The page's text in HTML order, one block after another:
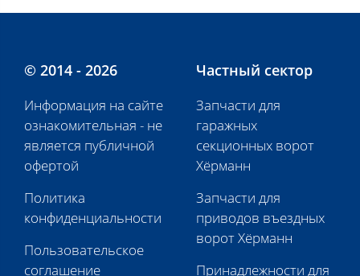
© 2014 - 2026
Информация на сайте
ознакомительная - не
является публичной
офертой
Политика
конфиденциальности
Пользовательское
соглашение
Частный сектор
Запчасти для
гаражных
секционных ворот
Хёрманн
Запчасти для
приводов въездных
ворот Хёрманн
Принадлежности для